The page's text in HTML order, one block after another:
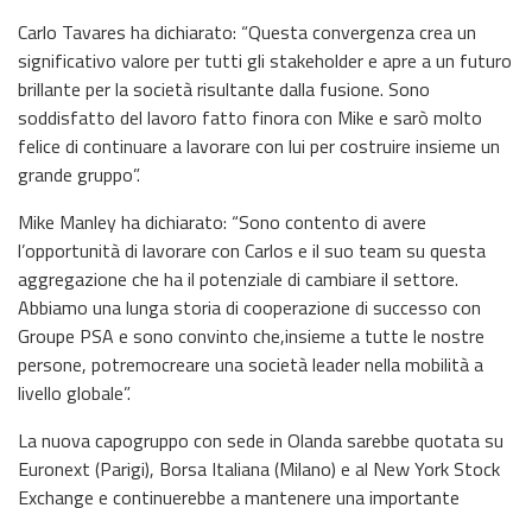
Carlo Tavares ha dichiarato: “Questa convergenza crea un
significativo valore per tutti gli stakeholder e apre a un futuro
brillante per la società risultante dalla fusione. Sono
soddisfatto del lavoro fatto finora con Mike e sarò molto
felice di continuare a lavorare con lui per costruire insieme un
grande gruppo”.
Mike Manley ha dichiarato: “Sono contento di avere
l’opportunità di lavorare con Carlos e il suo team su questa
aggregazione che ha il potenziale di cambiare il settore.
Abbiamo una lunga storia di cooperazione di successo con
Groupe PSA e sono convinto che,insieme a tutte le nostre
persone, potremocreare una società leader nella mobilità a
livello globale”.
La nuova capogruppo con sede in Olanda sarebbe quotata su
Euronext (Parigi), Borsa Italiana (Milano) e al New York Stock
Exchange e continuerebbe a mantenere una importante